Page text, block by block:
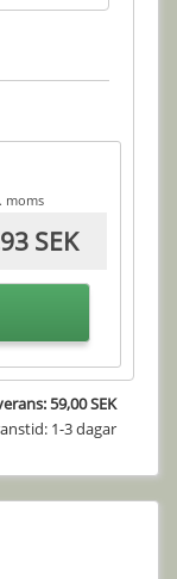
moms
SEK
59,00 SEK
1-3 dagar